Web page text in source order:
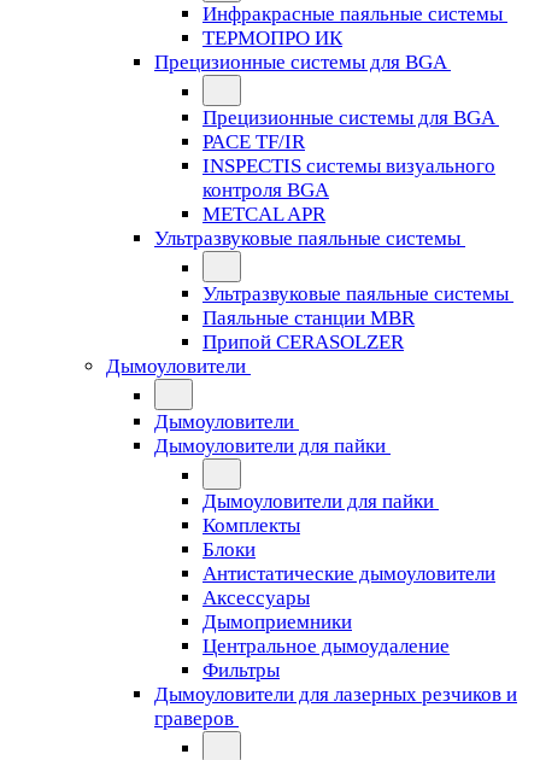
Инфракрасные паяльные системы
ТЕРМОПРО ИК
Прецизионные системы для BGA
Прецизионные системы для BGA
PACE TF/IR
INSPECTIS системы визуального
контроля BGA
METCAL APR
Ультразвуковые паяльные системы
Ультразвуковые паяльные системы
Паяльные станции MBR
Припой CERASOLZER
Дымоуловители
Дымоуловители
Дымоуловители для пайки
Дымоуловители для пайки
Комплекты
Блоки
Антистатические дымоуловители
Аксессуары
Дымоприемники
Центральное дымоудаление
Фильтры
Дымоуловители для лазерных резчиков и
граверов